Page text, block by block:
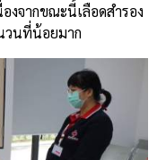
งจากขณะนี้เลือดสำรอง
วนที่น้อยมาก